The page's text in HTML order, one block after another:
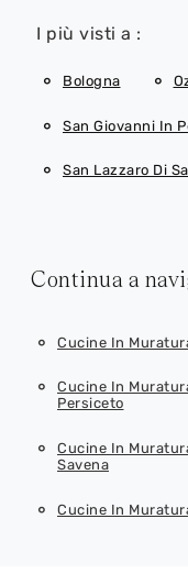
I più visti a :
Bologna
San Giovanni In
San Lazzaro Di
Continua a
Cucine In
Cucine In
Persiceto
Cucine In
Savena
Cucine In